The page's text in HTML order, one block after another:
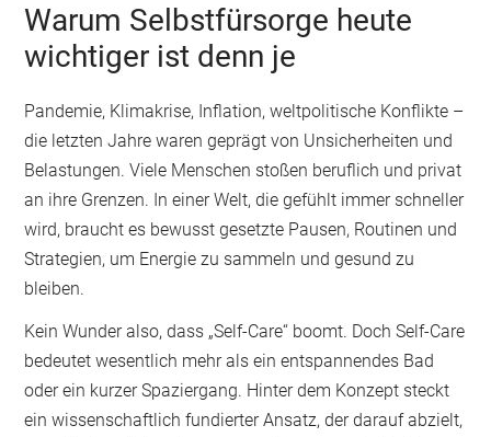
Warum Selbstfürsorge heute
wichtiger ist denn je
Pandemie, Klimakrise, Inflation, weltpolitische Konflikte –
die letzten Jahre waren geprägt von Unsicherheiten und
Belastungen. Viele Menschen stoßen beruflich und privat
an ihre Grenzen. In einer Welt, die gefühlt immer schneller
wird, braucht es bewusst gesetzte Pausen, Routinen und
Strategien, um Energie zu sammeln und gesund zu
bleiben.
Kein Wunder also, dass „Self-Care“ boomt. Doch Self-Care
bedeutet wesentlich mehr als ein entspannendes Bad
oder ein kurzer Spaziergang. Hinter dem Konzept steckt
ein wissenschaftlich fundierter Ansatz, der darauf abzielt,